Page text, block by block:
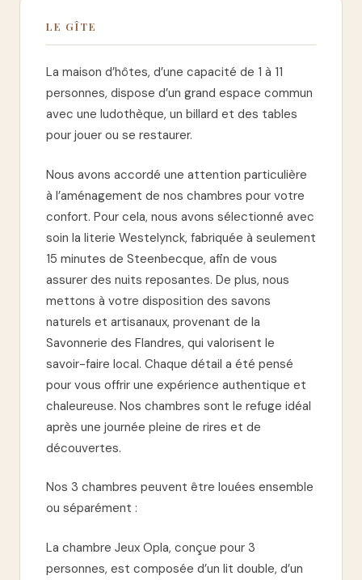
LE GÎTE
La maison d’hôtes, d’une capacité de 1 à 11
personnes, dispose d’un​ grand espace commun
avec une ludothèque, un billard et des tables
pour jouer ou se restaurer.
Nous avons accordé une attention particulière
à l’aménagement de nos chambres pour votre
confort. Pour cela, nous avons sélectionné avec
soin la literie Westelynck, fabriquée à seulement
15 minutes de Steenbecque, afin de vous
assurer des nuits reposantes. De plus, nous
mettons à votre disposition des savons
naturels et artisanaux, provenant de la
Savonnerie des Flandres, qui valorisent le
savoir-faire local. Chaque détail a été pensé
pour vous offrir une expérience authentique et
chaleureuse. Nos chambres sont le refuge idéal
après une journée pleine de rires et de
découvertes.
Nos 3 chambres peuvent être louées ensemble
ou séparément :
La chambre Jeux Opla, conçue pour 3
personnes, est composée d’un lit double, d’un